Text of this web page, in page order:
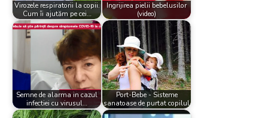
Virozele respiratorii la copii.
Cum îi ajutăm pe cei…
Ingrijirea pielii bebelusilor
(video)
Semne de alarma in cazul
infectiei cu virusul…
Port-Bebe - Sisteme
sanatoase de purtat copilul